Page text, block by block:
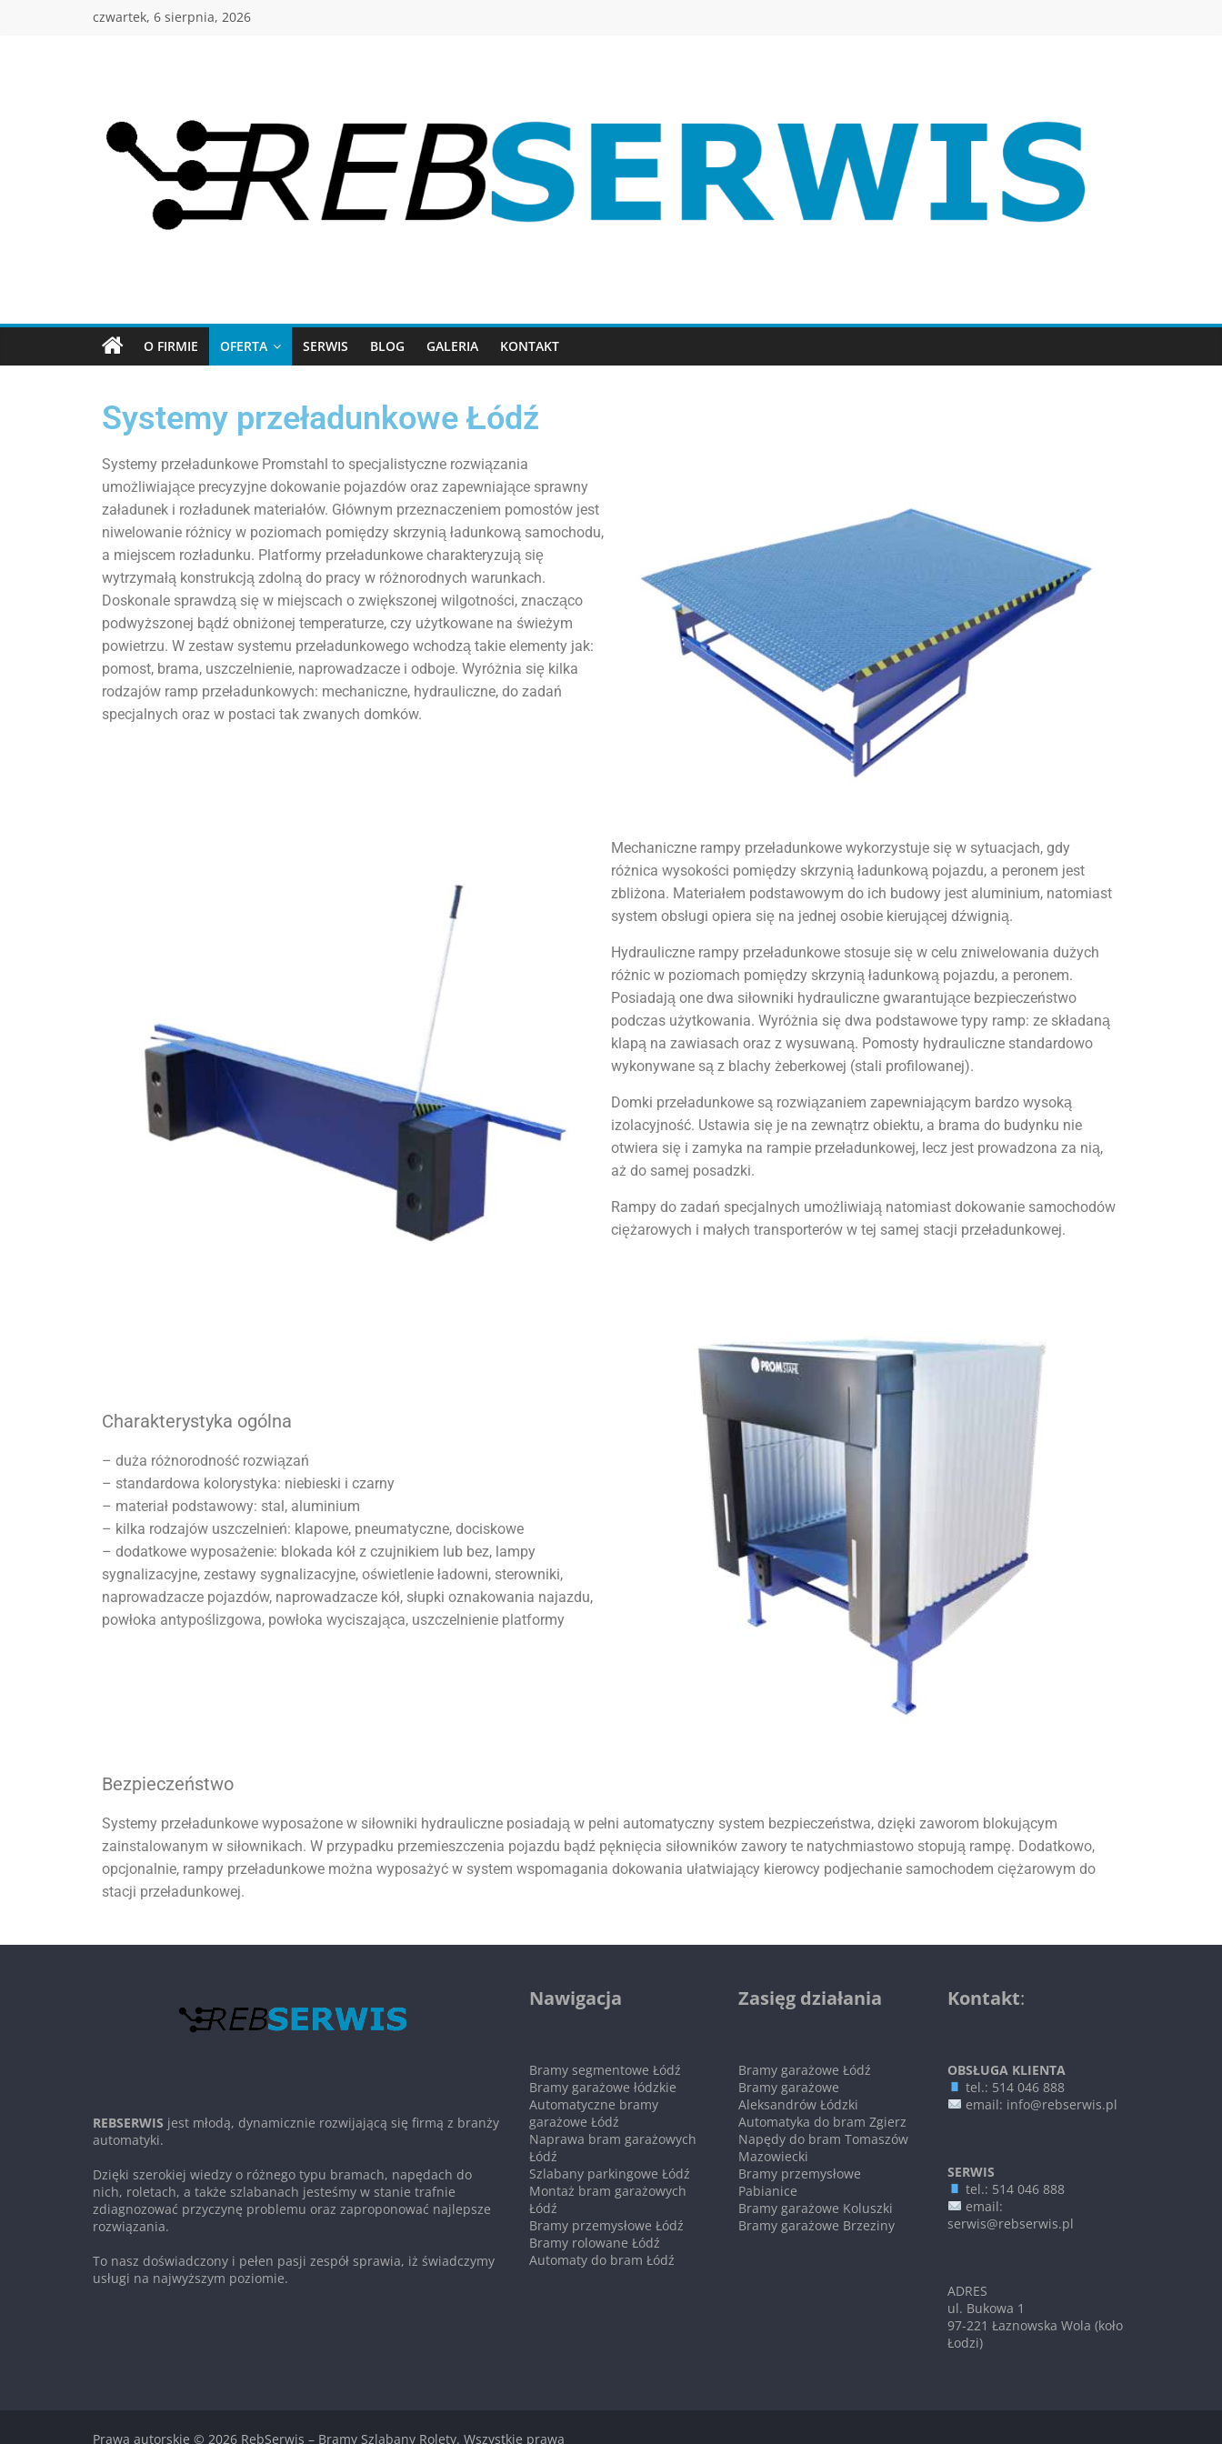
czwartek, 6 sierpnia, 2026
O FIRMIE OFERTA SERWIS BLOG GALERIA KONTAKT
Systemy przeładunkowe Łódź
Systemy przeładunkowe Promstahl to specjalistyczne rozwiązania
umożliwiające precyzyjne dokowanie pojazdów oraz zapewniające sprawny
załadunek i rozładunek materiałów. Głównym przeznaczeniem pomostów jest
niwelowanie różnicy w poziomach pomiędzy skrzynią ładunkową samochodu,
a miejscem rozładunku. Platformy przeładunkowe charakteryzują się
wytrzymałą konstrukcją zdolną do pracy w różnorodnych warunkach.
Doskonale sprawdzą się w miejscach o zwiększonej wilgotności, znacząco
podwyższonej bądź obniżonej temperaturze, czy użytkowane na świeżym
powietrzu. W zestaw systemu przeładunkowego wchodzą takie elementy jak:
pomost, brama, uszczelnienie, naprowadzacze i odboje. Wyróżnia się kilka
rodzajów ramp przeładunkowych: mechaniczne, hydrauliczne, do zadań
specjalnych oraz w postaci tak zwanych domków.
Mechaniczne rampy przeładunkowe wykorzystuje się w sytuacjach, gdy
różnica wysokości pomiędzy skrzynią ładunkową pojazdu, a peronem jest
zbliżona. Materiałem podstawowym do ich budowy jest aluminium, natomiast
system obsługi opiera się na jednej osobie kierującej dźwignią.
Hydrauliczne rampy przeładunkowe stosuje się w celu zniwelowania dużych
różnic w poziomach pomiędzy skrzynią ładunkową pojazdu, a peronem.
Posiadają one dwa siłowniki hydrauliczne gwarantujące bezpieczeństwo
podczas użytkowania. Wyróżnia się dwa podstawowe typy ramp: ze składaną
klapą na zawiasach oraz z wysuwaną. Pomosty hydrauliczne standardowo
wykonywane są z blachy żeberkowej (stali profilowanej).
Domki przeładunkowe są rozwiązaniem zapewniającym bardzo wysoką
izolacyjność. Ustawia się je na zewnątrz obiektu, a brama do budynku nie
otwiera się i zamyka na rampie przeładunkowej, lecz jest prowadzona za nią,
aż do samej posadzki.
Rampy do zadań specjalnych umożliwiają natomiast dokowanie samochodów
ciężarowych i małych transporterów w tej samej stacji przeładunkowej.
Charakterystyka ogólna
– duża różnorodność rozwiązań
– standardowa kolorystyka: niebieski i czarny
– materiał podstawowy: stal, aluminium
– kilka rodzajów uszczelnień: klapowe, pneumatyczne, dociskowe
– dodatkowe wyposażenie: blokada kół z czujnikiem lub bez, lampy
sygnalizacyjne, zestawy sygnalizacyjne, oświetlenie ładowni, sterowniki,
naprowadzacze pojazdów, naprowadzacze kół, słupki oznakowania najazdu,
powłoka antypoślizgowa, powłoka wyciszająca, uszczelnienie platformy
Bezpieczeństwo
Systemy przeładunkowe wyposażone w siłowniki hydrauliczne posiadają w pełni automatyczny system bezpieczeństwa, dzięki zaworom blokującym
zainstalowanym w siłownikach. W przypadku przemieszczenia pojazdu bądź pęknięcia siłowników zawory te natychmiastowo stopują rampę. Dodatkowo,
opcjonalnie, rampy przeładunkowe można wyposażyć w system wspomagania dokowania ułatwiający kierowcy podjechanie samochodem ciężarowym do
stacji przeładunkowej.
REBSERWIS jest młodą, dynamicznie rozwijającą się firmą z branży
automatyki.
Dzięki szerokiej wiedzy o różnego typu bramach, napędach do
nich, roletach, a także szlabanach jesteśmy w stanie trafnie
zdiagnozować przyczynę problemu oraz zaproponować najlepsze
rozwiązania.
To nasz doświadczony i pełen pasji zespół sprawia, iż świadczymy
usługi na najwyższym poziomie.
Nawigacja
Bramy segmentowe Łódź
Bramy garażowe łódzkie
Automatyczne bramy
garażowe Łódź
Naprawa bram garażowych
Łódź
Szlabany parkingowe Łódź
Montaż bram garażowych
Łódź
Bramy przemysłowe Łódź
Bramy rolowane Łódź
Automaty do bram Łódź
Zasięg działania
Bramy garażowe Łódź
Bramy garażowe
Aleksandrów Łódzki
Automatyka do bram Zgierz
Napędy do bram Tomaszów
Mazowiecki
Bramy przemysłowe
Pabianice
Bramy garażowe Koluszki
Bramy garażowe Brzeziny
Kontakt:
OBSŁUGA KLIENTA
tel.: 514 046 888
email: info@rebserwis.pl
SERWIS
tel.: 514 046 888
email:
serwis@rebserwis.pl
ADRES
ul. Bukowa 1
97-221 Łaznowska Wola (koło
Łodzi)
Prawa autorskie © 2026 RebSerwis – Bramy Szlabany Rolety. Wszystkie prawa